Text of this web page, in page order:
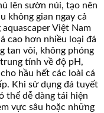
lên sườn núi, tạo nên
không gian ngay cả
Việt Nam
cao hơn nhiều loại đá
tan vôi, không phóng
tính về độ pH,
hầu hết các loài cá
Khi sử dụng đá tuyết
thể dễ dàng tái hiện
vực sâu hoặc những